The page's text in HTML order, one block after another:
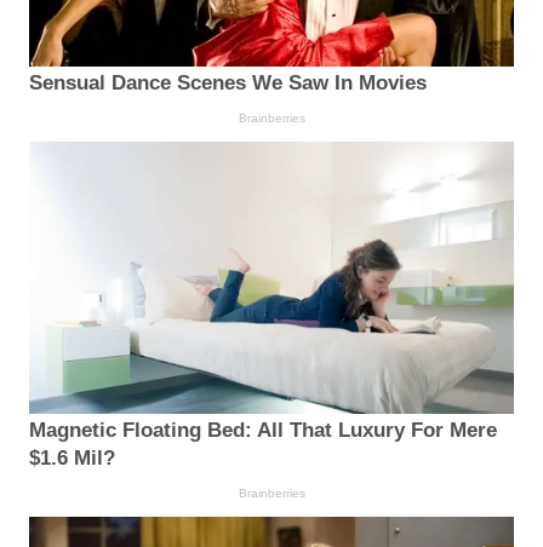
Sensual Dance Scenes We Saw In Movies
Brainberries
Magnetic Floating Bed: All That Luxury For Mere
$1.6 Mil?
Brainberries